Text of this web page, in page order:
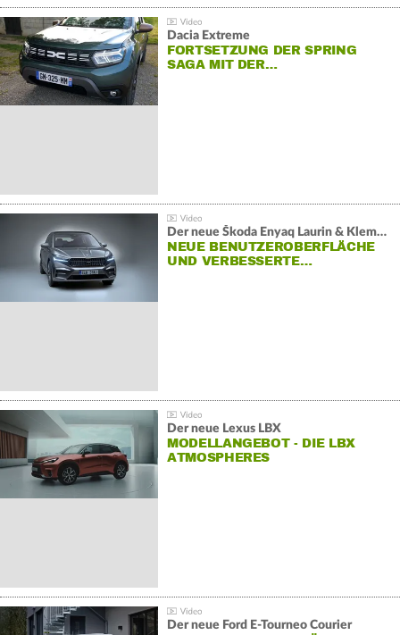
Dacia Extreme
FORTSETZUNG DER SPRING
SAGA MIT DER…
Der neue Škoda Enyaq Laurin & Klement
NEUE BENUTZEROBERFLÄCHE
UND VERBESSERTE…
Der neue Lexus LBX
MODELLANGEBOT - DIE LBX
ATMOSPHERES
Der neue Ford E-Tourneo Courier